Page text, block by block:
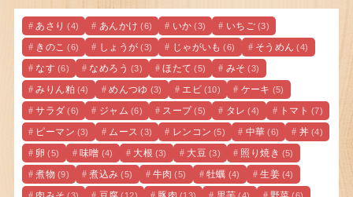
あさり (4) あんかけ (6) いか (3) いちご (3)
きのこ (6) しょうが (3) じゃがいも (6) そうめん (4)
なす (6) なめろう (3) ほたて (5) みそ (3)
みりん粕 (4) めんつゆ (3) エビ (10) ケーキ (5)
サラダ (6) ジャム (6) スープ (5) タレ (4) トマト (7)
ピーマン (3) ムース (3) レンコン (5) 中華 (6) 丼 (4)
卵 (5) 味噌 (4) 大根 (3) 大豆 (3) 照り焼き (5)
煮物 (9) 煮込み (5) 牛肉 (5) 牡蠣 (4) 生姜 (4)